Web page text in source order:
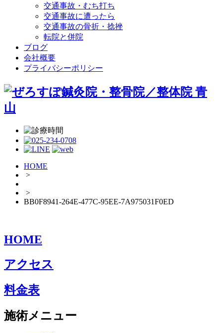
交通事故・むち打ち
交通事故に遭ったら
交通事故の骨折・捻挫
転院と併院
ブログ
会社概要
プライバシーポリシー
HOME
>
>
BB0F8941-264E-477C-95EE-7A975031F0ED
HOME
アクセス
料金表
施術メニュー